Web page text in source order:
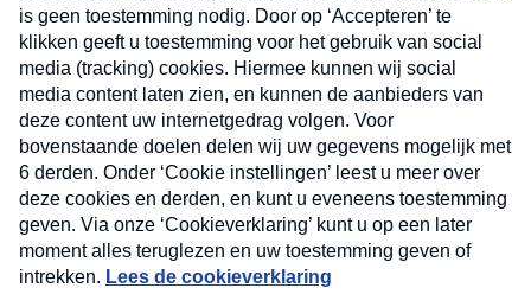
Nieuwsbrief
Neem hier een gratis abonnement op onze
nieuwsbrief. Elke vrijdag- en dinsdagochtend in uw